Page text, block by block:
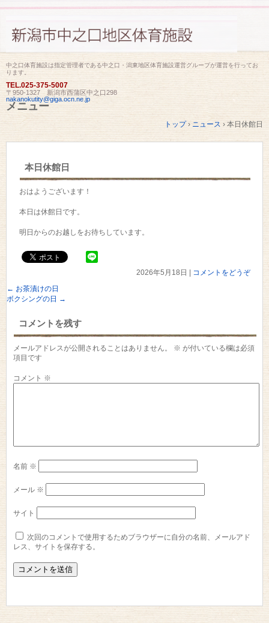
中之口体育施設は指定管理者である中之口・潟東地区体育施設運営グループが運営を行ってお
ります。
TEL.025-375-5007
〒950-1327 新潟市西蒲区中之口298
nakanokutity@giga.ocn.ne.jp
メニュー
トップ › ニュース › 本日休館日
本日休館日
おはようございます！
本日は休館日です。
明日からのお越しをお待ちしています。
2026年5月18日
コメントをどうぞ
← お茶漬けの日
ボクシングの日 →
コメントを残す
メールアドレスが公開されることはありません。 ※ が付いている欄は必須
項目です
コメント ※
名前 ※
メール ※
サイト
次回のコメントで使用するためブラウザーに自分の名前、メールアド
レス、サイトを保存する。